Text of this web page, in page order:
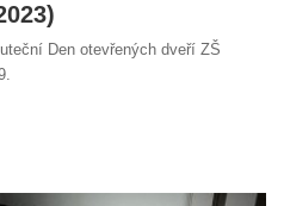
Den otevřených dveří ZŠ